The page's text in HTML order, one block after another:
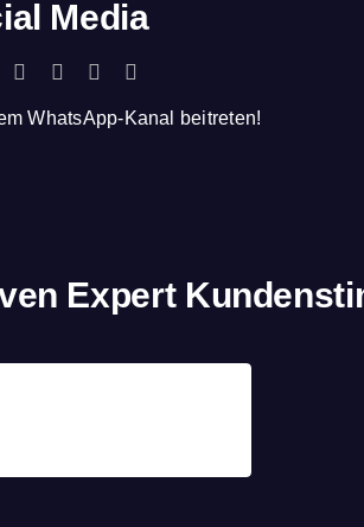
Media
WhatsApp-Kanal beitreten!
Expert